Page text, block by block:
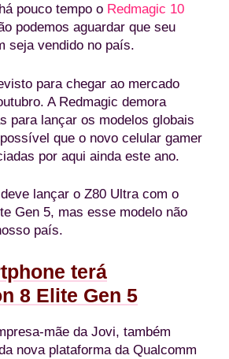
pouco tempo o Redmagic 10
podemos aguardar que seu
seja vendido no país.
para chegar ao mercado
A Redmagic demora
para lançar os modelos globais
que o novo celular gamer
por aqui ainda este ano.
lançar o Z80 Ultra com o
Gen 5, mas esse modelo não
país.
terá
8 Elite Gen 5
mãe da Jovi, também
nova plataforma da Qualcomm